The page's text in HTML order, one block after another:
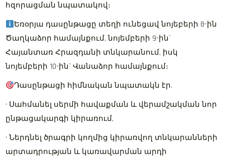
հզորացման նպատակով։
Եռօրյա դասընթացը տեղի ունեցավ նոյեբերի 8-ին
Ծաղկաձոր համայնքում, նոյեմբերի 9-ին`
Հայանտառ Հրազդանի տնկարանում, իսկ
նոյեմբերի 10-ին` Վանաձոր համայնքում։
Դասընթացի հիմնական նպատակն էր.
• Սահմանել սերմի հավաքման և վերամշակման նոր
ընթացակարգի կիրառում,
• Ներդնել ծրագրի կողմից կիրառվող տնկարանների
արտադրության և կառավարման արդի